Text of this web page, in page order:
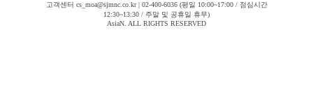
고객센터 cs_moa@sjmnc.co.kr | 02-400-6036 (평일 10:00~17:00 / 점심시간
12:30~13:30 / 주말 및 공휴일 휴무)
AsiaN. ALL RIGHTS RESERVED